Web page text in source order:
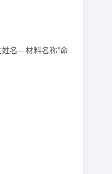
姓名—材料名称”命